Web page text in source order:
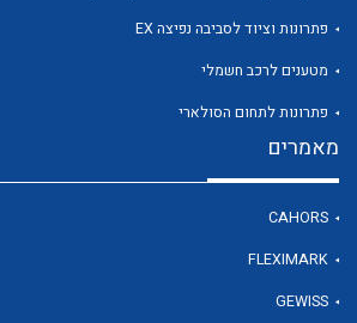
לכל מוצרי היצרן
פתרונות וציוד לסביבה נפיצה EX
מטענים לרכב חשמלי
פתרונות לתחום הסולארי
מאמרים
CAHORS
FLEXIMARK
GEWISS